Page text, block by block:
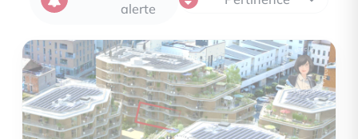
alerte